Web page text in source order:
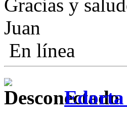
Gracias y
Juan
En línea
Edorta